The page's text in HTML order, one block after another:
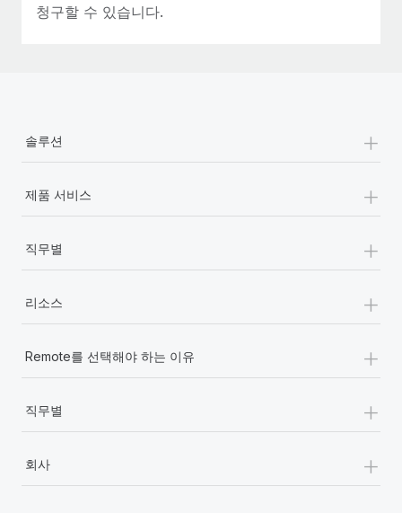
청구할 수 있습니다.
솔루션 +
제품 서비스 +
직무별 +
리소스 +
Remote를 선택해야 하는 이유 +
직무별 +
회사 +